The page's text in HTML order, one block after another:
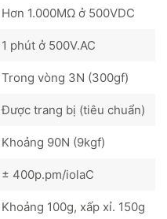
Hơn 1.000MΩ ở 500VDC
1 phút ở 500V.AC
Trong vòng 3N (300gf)
Được trang bị (tiêu chuẩn)
Khoảng 90N ​​(9kgf)
± 400p.pm/iolaC
Khoảng 100g, xấp xỉ. 150g